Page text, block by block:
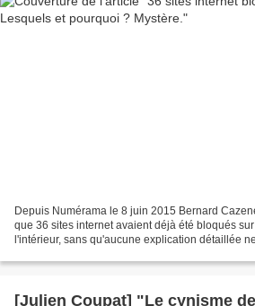
Depuis Numérama le 8 juin 2015 Bernard
que 36 sites internet avaient déjà été bloqués
l'intérieur, sans qu'aucune explication détaillée
[Julien Coupat] "Le cynisme